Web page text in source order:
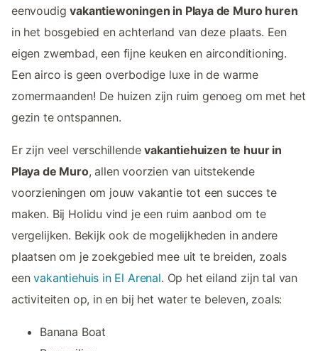
eenvoudigvakantiewoningen in Playa de Muro huren
in het bosgebied en achterland van deze plaats. Een
eigen zwembad, een fijne keuken en airconditioning.
Een airco is geen overbodige luxe in de warme
zomermaanden! De huizen zijn ruim genoeg om met het
gezin te ontspannen.
Er zijn veel verschillendevakantiehuizen te huur in
Playa de Muro, allen voorzien van uitstekende
voorzieningen om jouw vakantie tot een succes te
maken. Bij Holidu vind je een ruim aanbod om te
vergelijken. Bekijk ook de mogelijkheden in andere
plaatsen om je zoekgebied mee uit te breiden, zoals
eenvakantiehuis in El Arenal. Op het eiland zijn tal van
activiteiten op, in en bij het water te beleven, zoals:
Banana Boat